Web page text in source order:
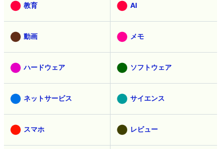
教育 AI
動画 メモ
ハードウェア ソフトウェア
ネットサービス サイエンス
スマホ レビュー